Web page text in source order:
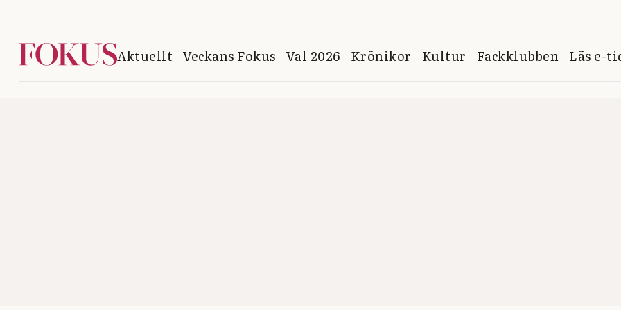
Aktuellt Veckans Fokus Val 2026 Krönikor Kultur Fackklubben Läs e-